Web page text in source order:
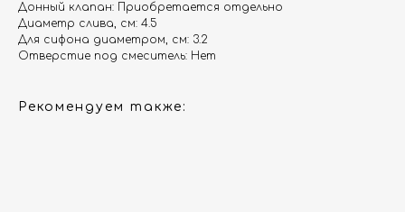
Донный клапан: Приобретается отдельно
Диаметр слива, см: 4.5
Для сифона диаметром, см: 3.2
Отверстие под смеситель: Нет
Рекомендуем также:
info@aquame-shop.ru